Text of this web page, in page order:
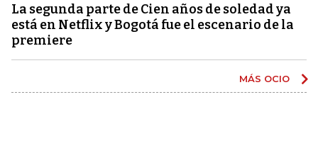
La segunda parte de Cien años de soledad ya
está en Netflix y Bogotá fue el escenario de la
premiere
MÁS OCIO